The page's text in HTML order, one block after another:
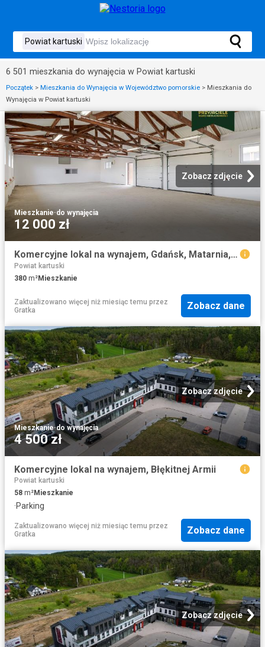
6 501 mieszkania do wynajęcia w Powiat kartuski
Początek > Mieszkania do Wynajęcia w Województwo pomorskie > Mieszkania do
Wynajęcia w Powiat kartuski
Zobacz zdjęcie
Mieszkanie·do wynajęcia
12 000 zł
Komercyjne lokal na wynajem, Gdańsk, Matarnia, Przyrodników
Powiat kartuski
380 m²Mieszkanie
Zaktualizowano więcej niż miesiąc temu przez
Gratka
Zobacz dane
Zobacz zdjęcie
Mieszkanie·do wynajęcia
4 500 zł
Komercyjne lokal na wynajem, Błękitnej Armii
Powiat kartuski
58 m²Mieszkanie
·Parking
Zaktualizowano więcej niż miesiąc temu przez
Gratka
Zobacz dane
Zobacz zdjęcie